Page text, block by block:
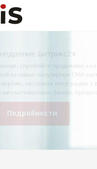
Битрикс24
управляйте продажами и
из самых популярных CRM-
настроить интеграцию с
бизнес-
Подробности